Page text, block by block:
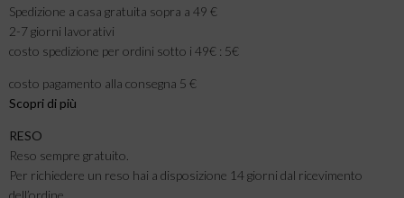
Spedizione a casa gratuita sopra a 49 €
2-7 giorni lavorativi
costo spedizione per ordini sotto i 49€ : 5€
costo pagamento alla consegna 5 €
Scopri di più
RESO
Reso sempre gratuito.
Per richiedere un reso hai a disposizione 14 giorni dal ricevimento
dell’ordine.